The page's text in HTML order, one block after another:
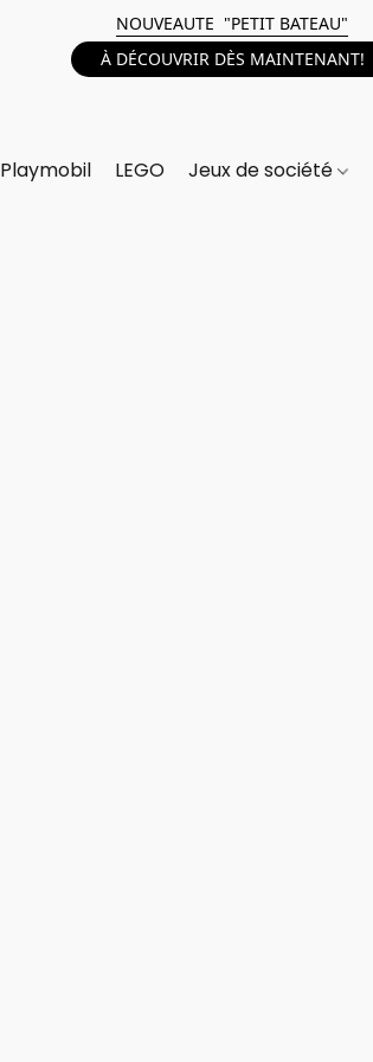
NOUVEAUTE "PETIT BATEAU"
À DÉCOUVRIR DÈS MAINTENANT!
Playmobil LEGO Jeux de société